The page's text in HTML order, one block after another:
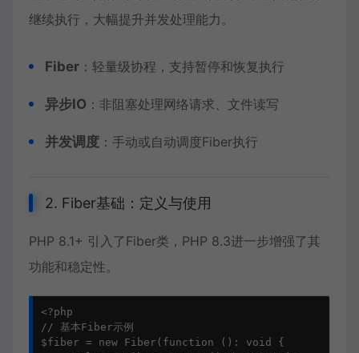
继续执行，大幅提升并发处理能力。
Fiber ：轻量级协程，支持暂停和恢复执行
异步IO ：非阻塞处理网络请求、文件读写
并发调度 ：手动或自动调度Fiber执行
2. Fiber基础：定义与使用
PHP 8.1+ 引入了Fiber类，PHP 8.3进一步增强了其
功能和稳定性。
<?php
// 基本Fiber示例
$fiber = new Fiber(function (): void {